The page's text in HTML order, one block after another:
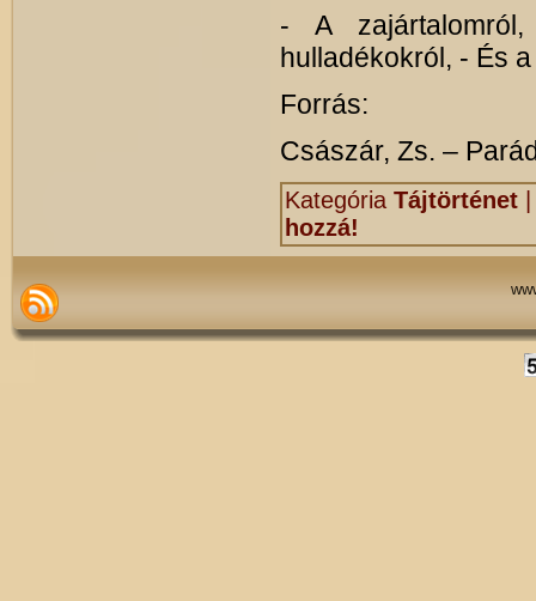
- A
hulladékokról, - És
Forrás:
Császár, Zs. –
Kategória Tájtörténet
hozzá!